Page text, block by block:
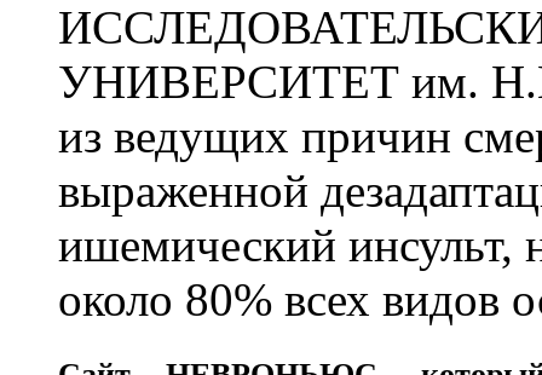
УНИВЕРСИТЕТ им.
из ведущих причин
выраженной
ишемический инсульт,
около 80% всех видов